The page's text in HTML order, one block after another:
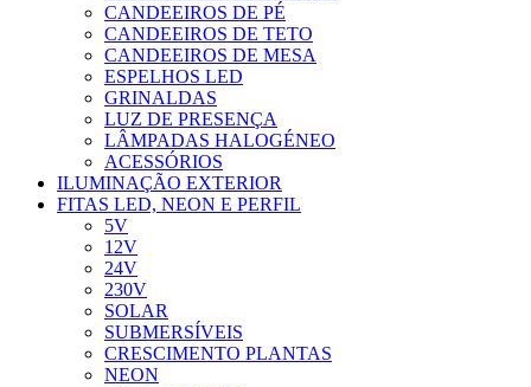
CANDEEIROS DE PÉ
CANDEEIROS DE TETO
CANDEEIROS DE MESA
ESPELHOS LED
GRINALDAS
LUZ DE PRESENÇA
LÂMPADAS HALOGÉNEO
ACESSÓRIOS
ILUMINAÇÃO EXTERIOR
FITAS LED, NEON E PERFIL
5V
12V
24V
230V
SOLAR
SUBMERSÍVEIS
CRESCIMENTO PLANTAS
NEON